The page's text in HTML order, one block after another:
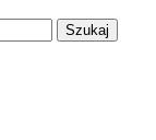
Szukaj